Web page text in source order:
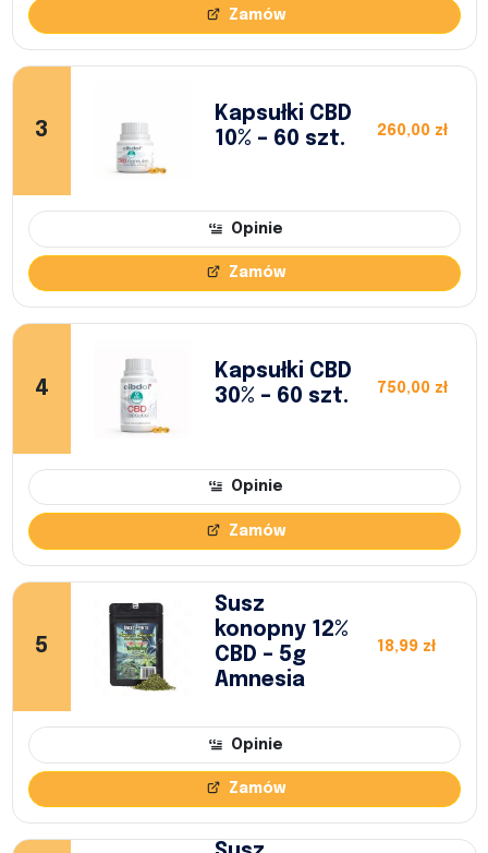
Zamów
3
Kapsułki CBD
10% – 60 szt.
260,00 zł
Opinie
Zamów
4
Kapsułki CBD
30% – 60 szt.
750,00 zł
Opinie
Zamów
5
Susz
konopny 12%
CBD – 5g
Amnesia
18,99 zł
Opinie
Zamów